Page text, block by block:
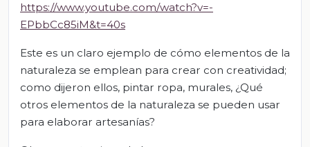
https://www.youtube.com/watch?v=-
EPbbCc85iM&t=40s
Este es un claro ejemplo de cómo elementos de la
naturaleza se emplean para crear con creatividad;
como dijeron ellos, pintar ropa, murales, ¿Qué
otros elementos de la naturaleza se pueden usar
para elaborar artesanías?